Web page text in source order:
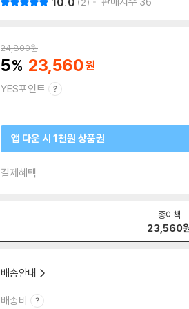
24,800원
5 23,560
YES포인트
앱 다운 시 1천원 상품권
결제혜택
종이책
23,560
배송안내
배송비